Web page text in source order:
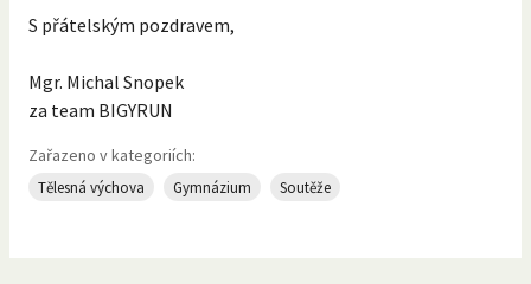
S přátelským pozdravem,
Mgr. Michal Snopek
za team BIGYRUN
Zařazeno v kategoriích:
Tělesná výchova Gymnázium Soutěže